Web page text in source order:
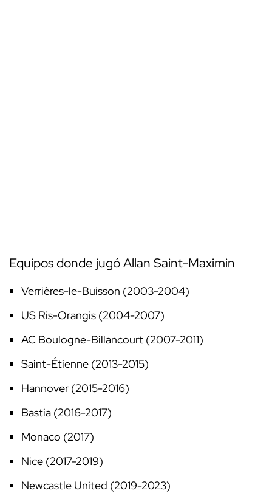
Equipos donde jugó Allan Saint-Maximin
Verrières-le-Buisson (2003-2004)
US Ris-Orangis (2004-2007)
AC Boulogne-Billancourt (2007-2011)
Saint-Étienne (2013-2015)
Hannover (2015-2016)
Bastia (2016-2017)
Monaco (2017)
Nice (2017-2019)
Newcastle United (2019-2023)